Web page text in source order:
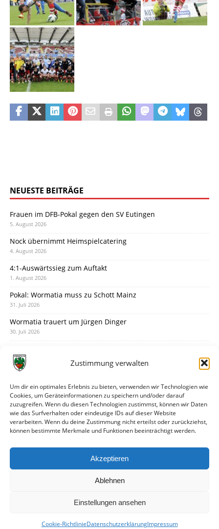
Zustimmung verwalten
Um dir ein optimales Erlebnis zu bieten, verwenden wir Technologien wie
Cookies, um Geräteinformationen zu speichern und/oder darauf
zuzugreifen. Wenn du diesen Technologien zustimmst, können wir Daten
wie das Surfverhalten oder eindeutige IDs auf dieser Website
verarbeiten. Wenn du deine Zustimmung nicht erteilst oder zurückziehst,
können bestimmte Merkmale und Funktionen beeinträchtigt werden.
Akzeptieren
Ablehnen
Einstellungen ansehen
Cookie-RichtlinieDatenschutzerklärungImpressum
NEUESTE BEITRÄGE
Frauen im DFB-Pokal gegen den SV Eutingen
5. August 2026
Nock übernimmt Heimspielcatering
4. August 2026
4:1-Auswärtssieg zum Auftakt
1. August 2026
Pokal: Wormatia muss zu Schott Mainz
31. Juli 2026
Wormatia trauert um Jürgen Dinger
30. Juli 2026
28. Juli 2026
28. Juli 2026
Neue Podcast-Folge: So tickt Björn!
27. Juli 2026
Eindrücke vom Stadionfest
Unterhaltsamer Abschlusstest mit später Niederlage
25. Juli 2026
© VfR Wormatia Worms